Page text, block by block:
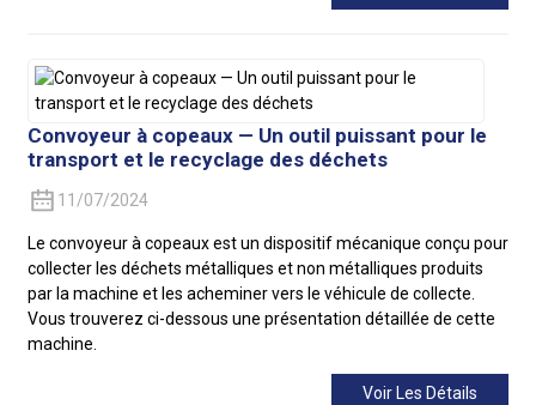
Convoyeur à copeaux — Un outil puissant pour le
transport et le recyclage des déchets
11/07/2024
Le convoyeur à copeaux est un dispositif mécanique conçu pour
collecter les déchets métalliques et non métalliques produits
par la machine et les acheminer vers le véhicule de collecte.
Vous trouverez ci-dessous une présentation détaillée de cette
machine.
Voir Les Détails